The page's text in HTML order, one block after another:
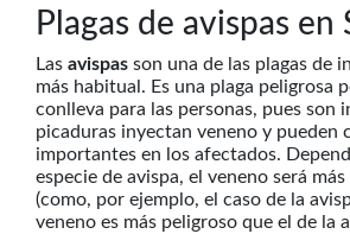
Plagas de avispas en
Las avispas son una de las plagas de
más habitual. Es una plaga peligrosa
conlleva para las personas, pues son
picaduras inyectan veneno y pueden
importantes en los afectados.
especie de avispa, el veneno será
(como, por ejemplo, el caso de la
veneno es más peligroso que el de la